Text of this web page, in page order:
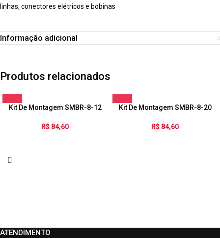
linhas, conectores elétricos e bobinas
Informação adicional
Produtos relacionados
Kit De Montagem SMBR-8-12
R$ 84,60
Kit De Montagem SMBR-8-20
R$ 84,60
ATENDIMENTO